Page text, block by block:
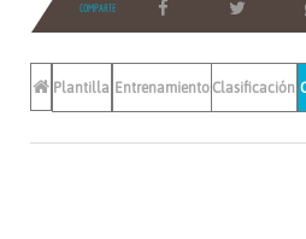
COMPARTE
Plantilla EntrenamientosClasificación